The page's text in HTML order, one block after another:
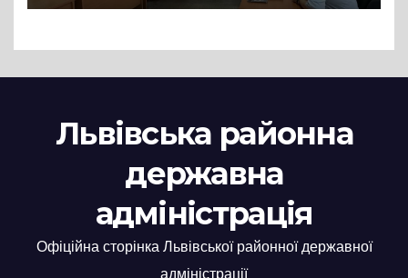
Львівська районна
державна
адміністрація
Офіційна сторінка Львівської районної державної
адміністрації